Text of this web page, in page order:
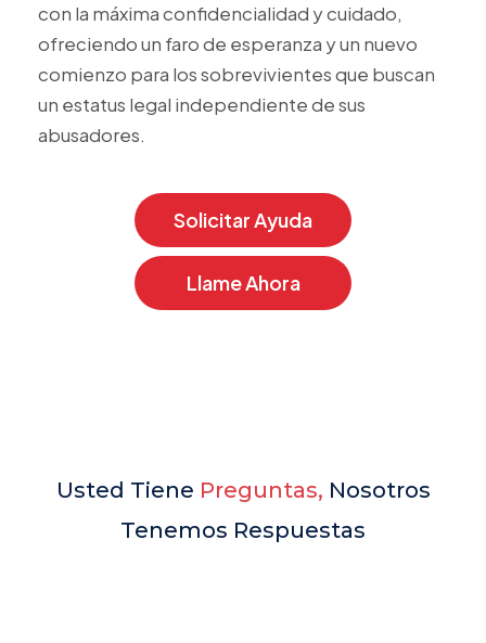
con la máxima confidencialidad y cuidado,
ofreciendo un faro de esperanza y un nuevo
comienzo para los sobrevivientes que buscan
un estatus legal independiente de sus
abusadores.
Solicitar Ayuda
Llame Ahora
Usted Tiene Preguntas, Nosotros
Tenemos Respuestas